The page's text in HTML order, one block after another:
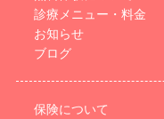
診療メニュー・料金
お知らせ
ブログ
保険について